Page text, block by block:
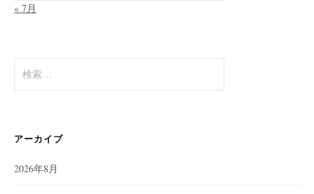
« 7月
索:
アーカイブ
2026年8月